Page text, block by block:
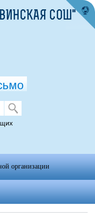
и
по итогам
СОШ"
организации